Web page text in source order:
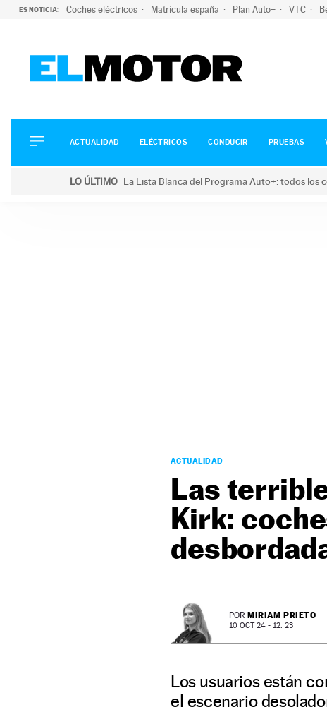
ES NOTICIA: Coches eléctricos Matrícula españa Plan Auto+ VTC
ELÉCTRICOS
CONDUCIR
ACTUALIDAD ELÉCTRICOS CONDUCIR PRUEBAS
LO ÚLTIMO La Lista Blanca del Programa Auto+: todos los
ACTUALIDAD
Las
Kirk:
POR MIRIAM PRIETO
10 OCT 24 - 12: 23
Los usuarios están
el escenario